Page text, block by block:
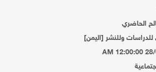
الحاضري
للدراسات وللنشر [اليمن]
28/06/